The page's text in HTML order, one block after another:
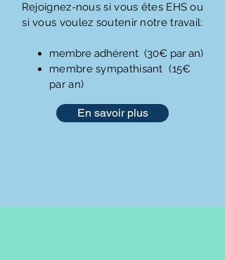
Rejoignez-nous si vous êtes EHS ou
si vous voulez soutenir notre travail:
membre adhérent (30€ par an)
membre sympathisant (15€
par an)
En savoir plus